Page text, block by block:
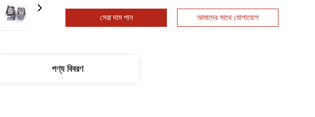
সেরা দাম পান আমাদের সাথে যোগাযোগ
পণ্য বিবরণ